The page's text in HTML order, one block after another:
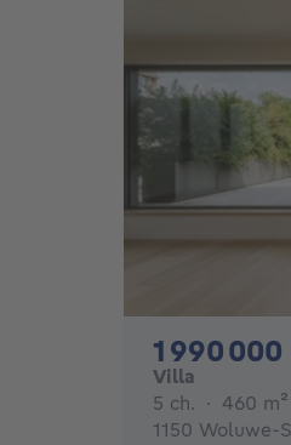
1 990
Villa
5 ch. 5 chambres
· 460 m²
1150 Woluwe-